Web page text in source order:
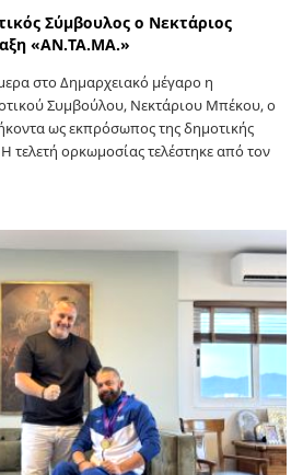
Σύμβουλος ο Νεκτάριος
«ΑΝ.ΤΑ.ΜΑ.»
στο Δημαρχειακό μέγαρο η
Συμβούλου, Νεκτάριου Μπέκου, ο
ως εκπρόσωπος της δημοτικής
ορκωμοσίας τελέστηκε από τον